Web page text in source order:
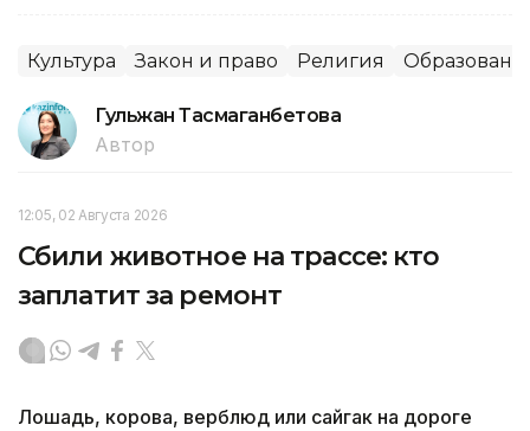
Культура Закон и право Религия
Гульжан Тасмаганбетова
Автор
12:05, 02 Августа 2026
Сбили животное на трассе: кто
заплатит за ремонт
Лошадь, корова, верблюд или сайгак на дороге